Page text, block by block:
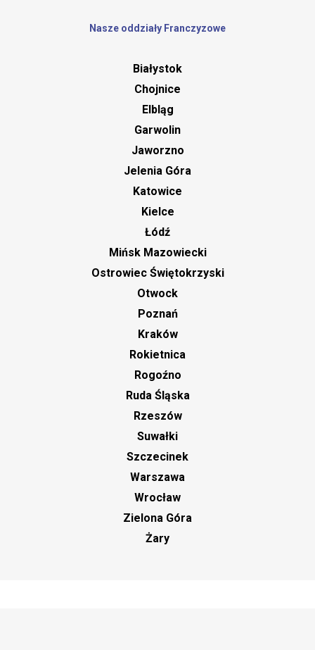
Nasze oddziały Franczyzowe
Białystok
Chojnice
Elbląg
Garwolin
Jaworzno
Jelenia Góra
Katowice
Kielce
Łódź
Mińsk Mazowiecki
Ostrowiec Świętokrzyski
Otwock
Poznań
Kraków
Rokietnica
Rogoźno
Ruda Śląska
Rzeszów
Suwałki
Szczecinek
Warszawa
Wrocław
Zielona Góra
Żary